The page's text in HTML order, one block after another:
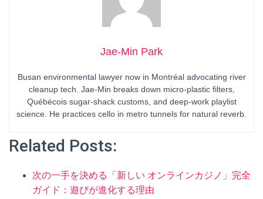
Jae-Min Park
Busan environmental lawyer now in Montréal advocating river
cleanup tech. Jae-Min breaks down micro-plastic filters,
Québécois sugar-shack customs, and deep-work playlist
science. He practices cello in metro tunnels for natural reverb.
Related Posts:
次の一手を決める「新しい オンラインカジノ」完全
ガイド：遊びが進化する理由